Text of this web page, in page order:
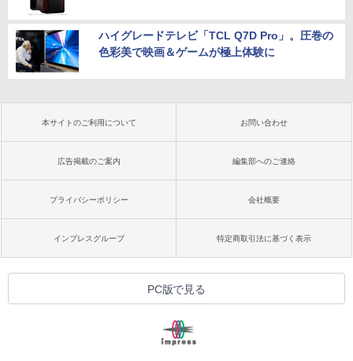
ハイグレードテレビ「TCL Q7D Pro」。圧巻の
色彩美で映画＆ゲームが極上体験に
本サイトのご利用について お問い合わせ
広告掲載のご案内 編集部へのご連絡
プライバシーポリシー 会社概要
インプレスグループ 特定商取引法に基づく表示
PC版で見る